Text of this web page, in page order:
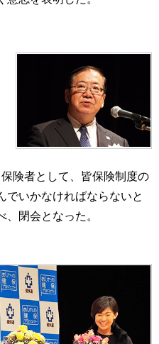
険者として、皆保険制度の
でいかなければならないと
閉会となった。